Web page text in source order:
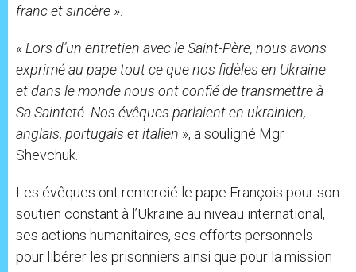
franc et sincère ».
« Lors d’un entretien avec le Saint-Père, nous avons
exprimé au pape tout ce que nos fidèles en Ukraine
et dans le monde nous ont confié de transmettre à
Sa Sainteté. Nos évêques parlaient en ukrainien,
anglais, portugais et italien », a souligné Mgr
Shevchuk.
Les évêques ont remercié le pape François pour son
soutien constant à l’Ukraine au niveau international,
ses actions humanitaires, ses efforts personnels
pour libérer les prisonniers ainsi que pour la mission